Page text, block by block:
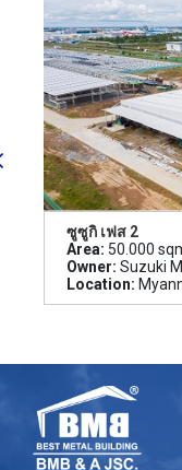
ซูซูกิ เฟส 2
Area: 50.000
Owner: Suzuki
Location: